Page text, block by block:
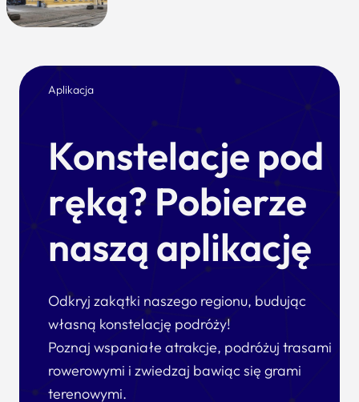
Aplikacja
Konstelacje pod
ręką? Pobierze
naszą aplikację
Odkryj zakątki naszego regionu, budując
własną konstelację podróży!
Poznaj wspaniałe atrakcje, podróżuj trasami
rowerowymi i zwiedzaj bawiąc się grami
terenowymi.